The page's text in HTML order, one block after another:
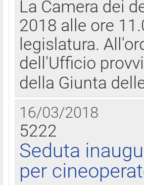
La Camera dei
2018 alle ore
legislatura.
dell'Ufficio
della Giunta
16/03/2018
5222
Seduta
per